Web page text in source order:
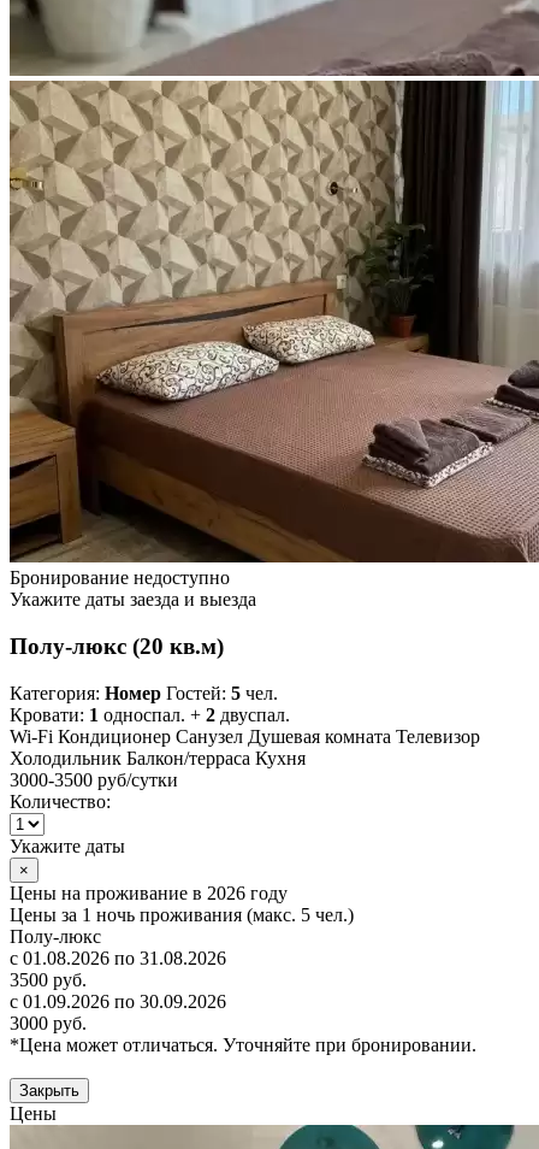
Бронирование недоступно
Укажите даты заезда и выезда
Полу-люкс (20 кв.м)
Категория: Номер Гостей: 5 чел.
Кровати: 1 односпал. + 2 двуспал.
Wi-Fi Кондиционер Санузел Душевая комната Телевизор
Холодильник Балкон/терраса Кухня
3000-3500 руб/сутки
Количество:
Укажите даты
×
Цены на проживание в 2026 году
Цены за 1 ночь проживания (макс. 5 чел.)
Полу-люкс
с 01.08.2026 по 31.08.2026
3500 руб.
с 01.09.2026 по 30.09.2026
3000 руб.
*Цена может отличаться. Уточняйте при бронировании.
Закрыть
Цены